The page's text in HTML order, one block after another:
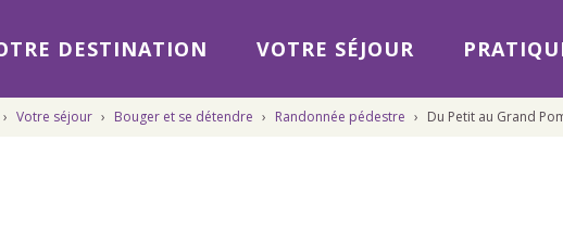
DESTINATION VOTRE SÉJOUR
› Votre séjour › Bouger et se détendre › Randonnée pédestre › Du Petit au Grand